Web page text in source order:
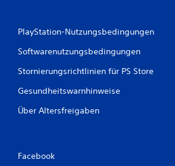
PlayStation-Nutzungsbedingungen
Softwarenutzungsbedingungen
Stornierungsrichtlinien für PS Store
Gesundheitswarnhinweise
Über Altersfreigaben
Facebook